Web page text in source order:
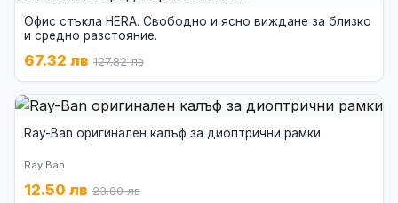
Офис стъкла HERA. Свободно и ясно виждане за близко
и средно разстояние.
67.32 лв 127.82 лв
Ray-Ban оригинален калъф за диоптрични рамки
Ray Ban
12.50 лв 23.00 лв